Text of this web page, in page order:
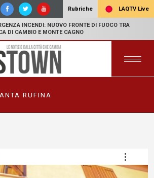
Rubriche LAQTV Live
INCENDI: NUOVO FRONTE DI FUOCO TRA
DI CAMBIO E MONTE CAGNO
RUFINA